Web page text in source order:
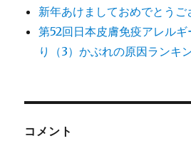
新年あけましておめでとうご
第52回日本皮膚免疫アレル
り（3）かぶれの原因ランキ
コメント